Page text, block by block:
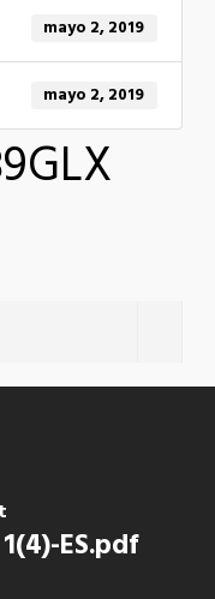
mayo 2, 2019
mayo 2, 2019
ES.pdf